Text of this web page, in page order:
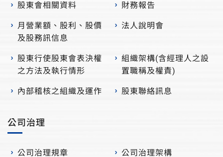
股東會相關資料 財務報告
月營業額、股利、股價
及股務訊信息
法人說明會
股東行使股東會表決權
之方法及執行情形
組織架構(含經理人之設
置職稱及權責)
內部稽核之組織及運作 股東聯絡訊息
公司治理
公司治理規章 公司治理架構